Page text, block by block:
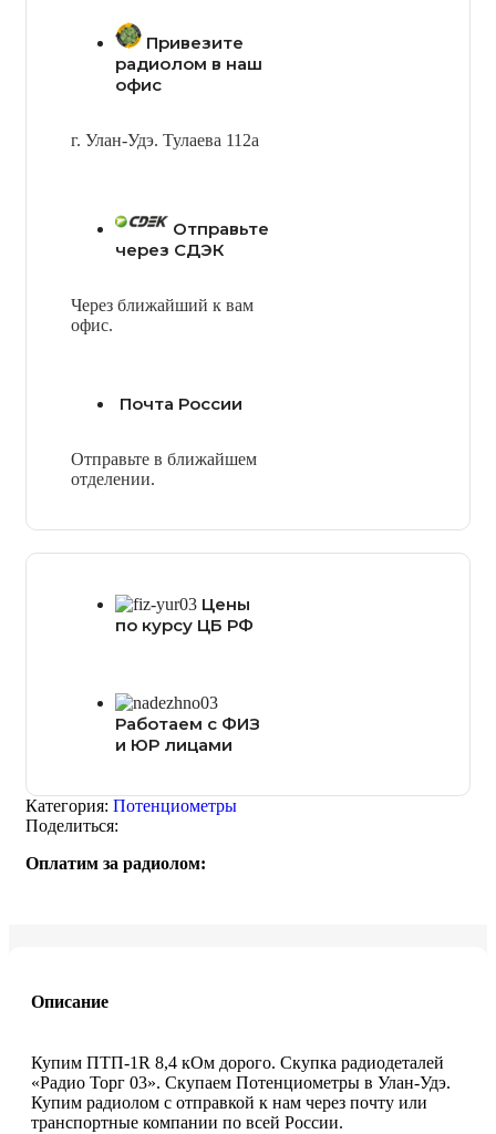
Привезите
радиолом в наш
офис
г. Улан-Удэ. Тулаева 112а
Отправьте
через СДЭК
Через ближайший к вам
офис.
Почта России
Отправьте в ближайшем
отделении.
Цены
по курсу ЦБ РФ
Работаем с ФИЗ
и ЮР лицами
Категория: Потенциометры
Поделиться:
Оплатим за радиолом:
Описание
Купим ПТП-1R 8,4 кОм дорого. Скупка радиодеталей
«Радио Торг 03». Скупаем Потенциометры в Улан-Удэ.
Купим радиолом с отправкой к нам через почту или
транспортные компании по всей России.